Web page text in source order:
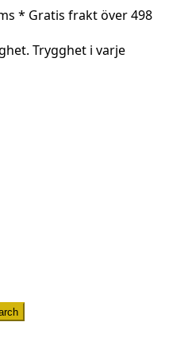
* Gratis frakt över 498
Trygghet i varje